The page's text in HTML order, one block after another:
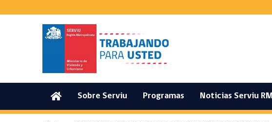
(current)Sobre Serviu Programas Noticias Serviu RM